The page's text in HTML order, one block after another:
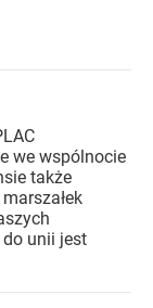
we wspólnocie
także
do unii jest